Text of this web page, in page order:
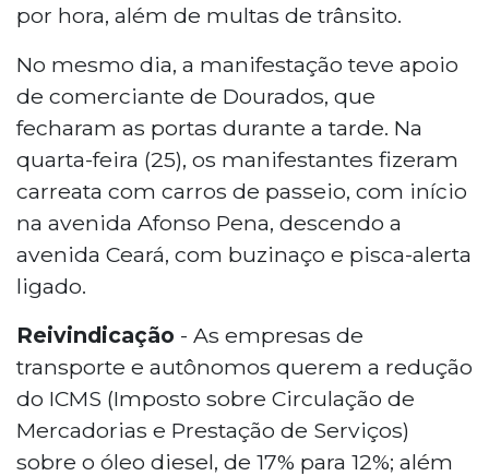
por hora, além de multas de trânsito.
No mesmo dia, a manifestação teve apoio
de comerciante de Dourados, que
fecharam as portas durante a tarde. Na
quarta-feira (25), os manifestantes fizeram
carreata com carros de passeio, com início
na avenida Afonso Pena, descendo a
avenida Ceará, com buzinaço e pisca-alerta
ligado.
Reivindicação - As empresas de
transporte e autônomos querem a redução
do ICMS (Imposto sobre Circulação de
Mercadorias e Prestação de Serviços)
sobre o óleo diesel, de 17% para 12%; além